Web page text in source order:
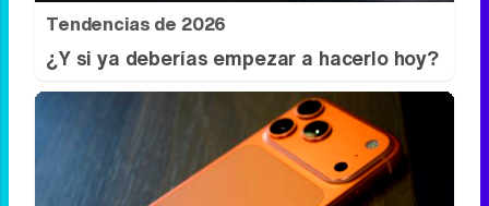
Tendencias de 2026
¿Y si ya deberías empezar a hacerlo hoy?